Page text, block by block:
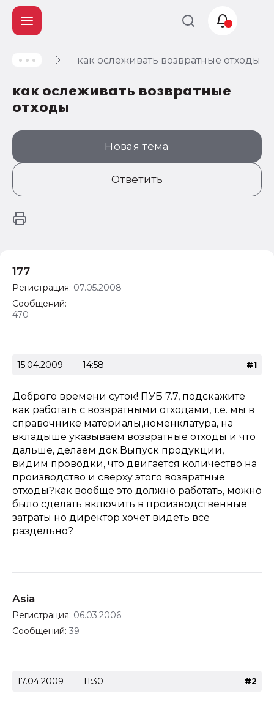
как ослеживать возвратные отходы
как ослеживать возвратные
отходы
Новая тема
Ответить
177
Регистрация: 07.05.2008
Сообщений:
470
15.04.2009 14:58 #1
Доброго времени суток! ПУБ 7.7, подскажите
как работать с возвратными отходами, т.е. мы в
справочнике материалы,номенклатура, на
вкладыше указываем возвратные отходы и что
дальше, делаем док.Выпуск продукции,
видим проводки, что двигается количество на
производство и сверху этого возвратные
отходы?как вообще это должно работать, можно
было сделать включить в производственные
затраты но директор хочет видеть все
раздельно?
Asia
Регистрация: 06.03.2006
Сообщений: 39
17.04.2009 11:30 #2
Учет и
Автоматизация